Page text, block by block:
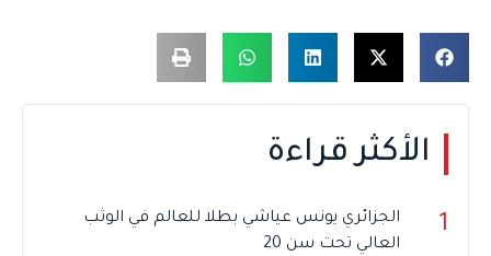
الأكثر قراءة
1
الجزائري يونس عياشي بطلا للعالم في الوثب
العالي تحت سن 20